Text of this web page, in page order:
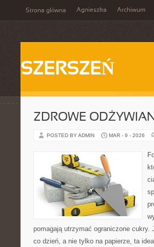
Strona główna Agnieszka Archiwum
SZERSZEŃ
ZDROWE
POSTED BY ADMIN MAR - 9 - 2026
pomagają utrzymać ograniczone
co dzień, a nie tylko na papierze, ta